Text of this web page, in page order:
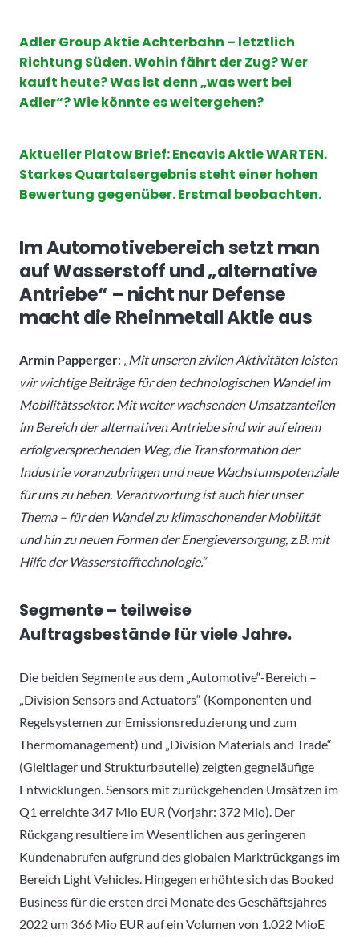
Adler Group Aktie Achterbahn – letztlich
Richtung Süden. Wohin fährt der Zug? Wer
kauft heute? Was ist denn „was wert bei
Adler“? Wie könnte es weitergehen?
Aktueller Platow Brief: Encavis Aktie WARTEN.
Starkes Quartalsergebnis steht einer hohen
Bewertung gegenüber. Erstmal beobachten.
Im Automotivebereich setzt man
auf Wasserstoff und „alternative
Antriebe“ – nicht nur Defense
macht die Rheinmetall Aktie aus
Armin Papperger: „Mit unseren zivilen Aktivitäten leisten
wir wichtige Beiträge für den technologischen Wandel im
Mobilitätssektor. Mit weiter wachsenden Umsatzanteilen
im Bereich der alternativen Antriebe sind wir auf einem
erfolgversprechenden Weg, die Transformation der
Industrie voranzubringen und neue Wachstumspotenziale
für uns zu heben. Verantwortung ist auch hier unser
Thema – für den Wandel zu klimaschonender Mobilität
und hin zu neuen Formen der Energieversorgung, z.B. mit
Hilfe der Wasserstofftechnologie.“
Segmente – teilweise
Auftragsbestände für viele Jahre.
Die beiden Segmente aus dem „Automotive“-Bereich –
„Division Sensors and Actuators“ (Komponenten und
Regelsystemen zur Emissionsreduzierung und zum
Thermomanagement) und „Division Materials and Trade“
(Gleitlager und Strukturbauteile) zeigten gegneläufige
Entwicklungen. Sensors mit zurückgehenden Umsätzen im
Q1 erreichte 347 Mio EUR (Vorjahr: 372 Mio). Der
Rückgang resultiere im Wesentlichen aus geringeren
Kundenabrufen aufgrund des globalen Marktrückgangs im
Bereich Light Vehicles. Hingegen erhöhte sich das Booked
Business für die ersten drei Monate des Geschäftsjahres
2022 um 366 Mio EUR auf ein Volumen von 1.022 MioE